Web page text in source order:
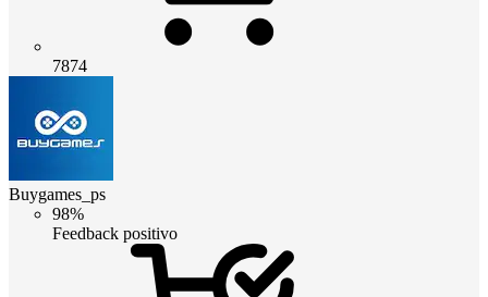
7874
Buygames_ps
98%
Feedback positivo